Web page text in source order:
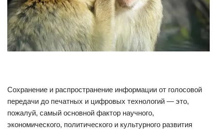
Сохранение и распространение информации от голосовой
передачи до печатных и цифровых технологий — это,
пожалуй, самый основной фактор научного,
экономического, политического и культурного развития